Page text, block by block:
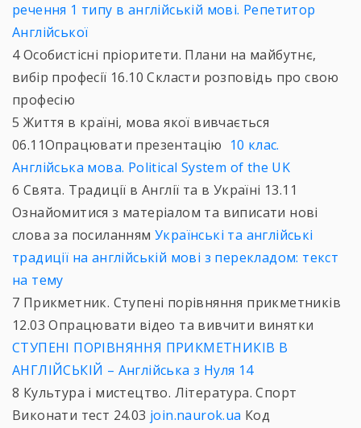
речення 1 типу в англійській мові. Репетитор
Англійської
4 Особистісні пріоритети. Плани на майбутнє,
вибір професії 16.10 Скласти розповідь про свою
професію
5 Життя в країні, мова якої вивчається
06.11Опрацювати презентацію 10 клас.
Англійська мова. Political System of the UK
6 Свята. Традиції в Англії та в Україні 13.11
Ознайомитися з матеріалом та виписати нові
слова за посиланням Українські та англійські
традиції на англійській мові з перекладом: текст
на тему
7 Прикметник. Ступені порівняння прикметників
12.03 Опрацювати відео та вивчити винятки
СТУПЕНІ ПОРІВНЯННЯ ПРИКМЕТНИКІВ В
АНГЛІЙСЬКІЙ – Англійська з Нуля 14
8 Культура і мистецтво. Література. Спорт
Виконати тест 24.03 join.naurok.ua Код